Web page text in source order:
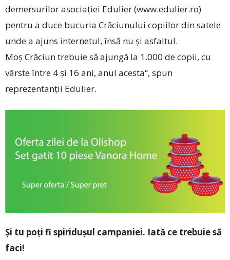
demersurilor asociației Edulier (www.edulier.ro)
pentru a duce bucuria Crăciunului copiilor din satele
unde a ajuns internetul, însă nu și asfaltul.
Moș Crăciun trebuie să ajungă la 1.000 de copii, cu
vârste între 4 și 16 ani, anul acesta“, spun
reprezentanții Edulier.
Și tu poți fi spiridușul campaniei. Iată ce trebuie să
faci!